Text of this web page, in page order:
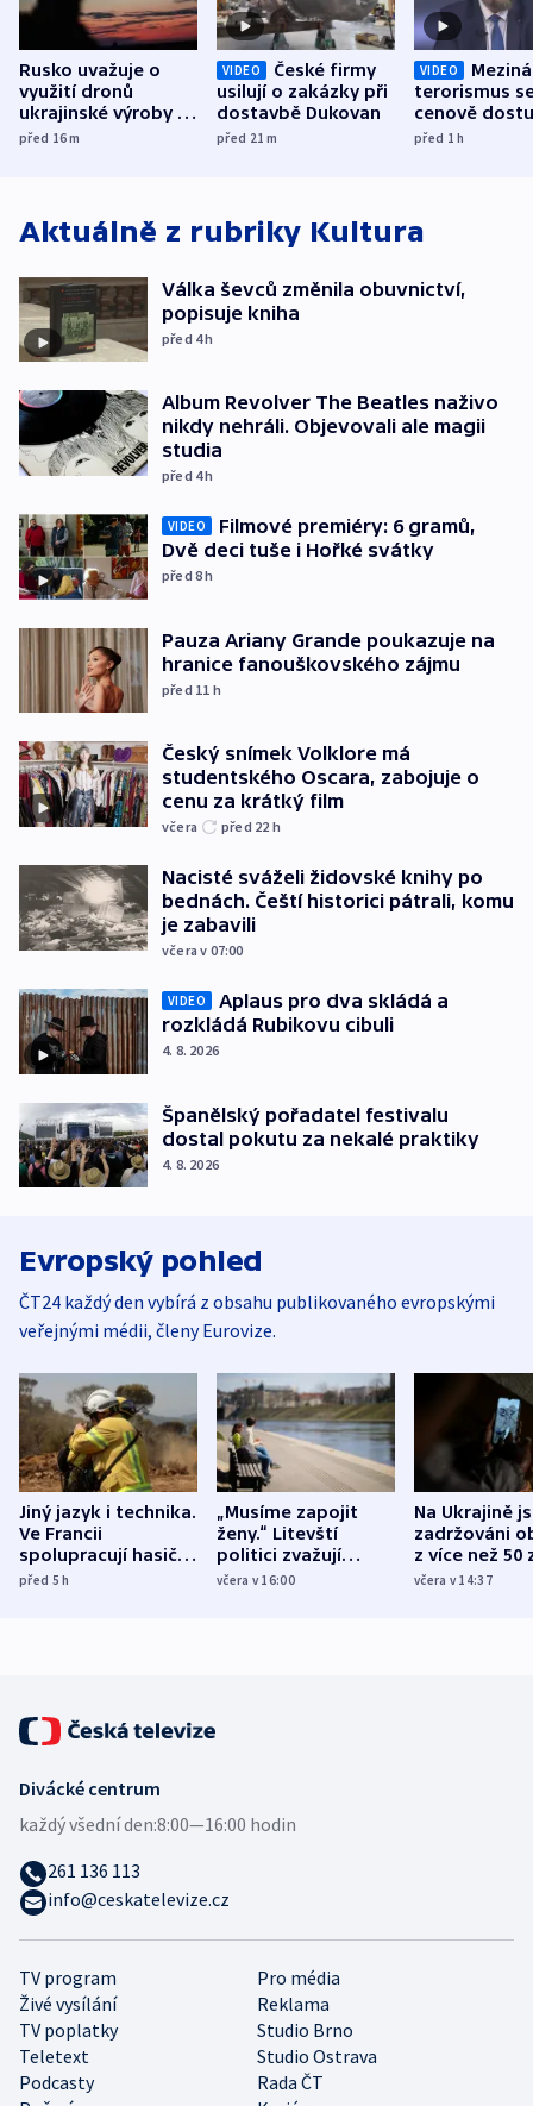
Rusko uvažuje o
využití dronů
ukrajinské výroby k
útokům v Pobaltí,
před 16m
VIDEO
České firmy
usilují o zakázky při
dostavbě Dukovan
před 21m
VIDEO
terorismus
cenově
varuje
před 1h
Aktuálně z rubriky Kultura
Válka ševců změnila obuvnictví,
popisuje kniha
před 4h
Album Revolver The Beatles naživo
nikdy nehráli. Objevovali ale magii
studia
před 4h
VIDEO
Filmové premiéry: 6 gramů,
Dvě deci tuše i Hořké svátky
před 8h
Pauza Ariany Grande poukazuje na
hranice fanouškovského zájmu
před 11 h
Český snímek Volklore má
studentského Oscara, zabojuje o
cenu za krátký film
včera před 22 h
Nacisté sváželi židovské knihy po
bednách. Čeští historici pátrali, komu
je zabavili
včera v 07:00
VIDEO
Aplaus pro dva skládá a
rozkládá Rubikovu cibuli
4. 8. 2026
Španělský pořadatel festivalu
dostal pokutu za nekalé praktiky
4. 8. 2026
Evropský pohled
ČT24 každý den vybírá z obsahu publikovaného evropskými
veřejnými médii, členy Eurovize.
Jiný jazyk i technika.
Ve Francii
spolupracují hasiči z
různých zemí
před 5h
„Musíme zapojit
ženy.“ Litevští
politici zvažují
dohodu o
včera v 16:00
Na Ukrajině
zadržováni
z více než 50
Bojovali na
včera v 14:37
TV program
Pro média
Živé vysílání
Reklama
TV poplatky
Studio Brno
Teletext
Studio Ostrava
Podcasty
Rada ČT
Divácké centrum
každý všední den:8:00—16:00 hodin
261 136 113
info@ceskatelevize.cz